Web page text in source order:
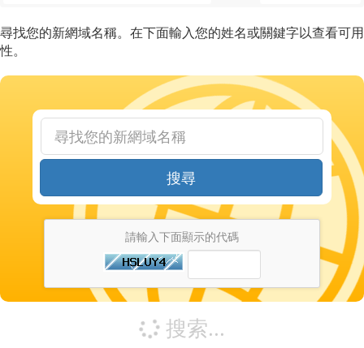
尋找您的新網域名稱。在下面輸入您的姓名或關鍵字以查看可用
性。
搜尋
請輸入下面顯示的代碼
搜索...